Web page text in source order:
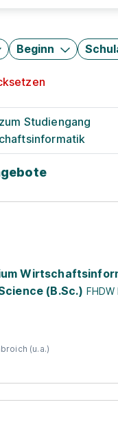
Beginn
Studiengang
(B.Sc.)
(u.a.)